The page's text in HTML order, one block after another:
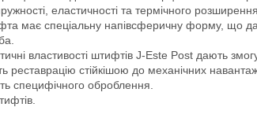
еластичності та термічного
має спеціальну напівсферичну форму, що
властивості штифтів J-Este Post дають
реставрацію стійкішою до механічних
специфічного оброблення.